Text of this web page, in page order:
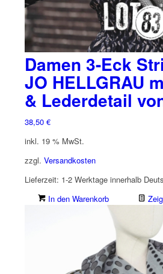
Damen 3-Eck
JO HELLGRAU
& Lederdetail
38,50 €
inkl. 19 % MwSt.
zzgl. Versandkosten
Lieferzeit: 1-2 Werktage innerhalb
In den Warenkorb